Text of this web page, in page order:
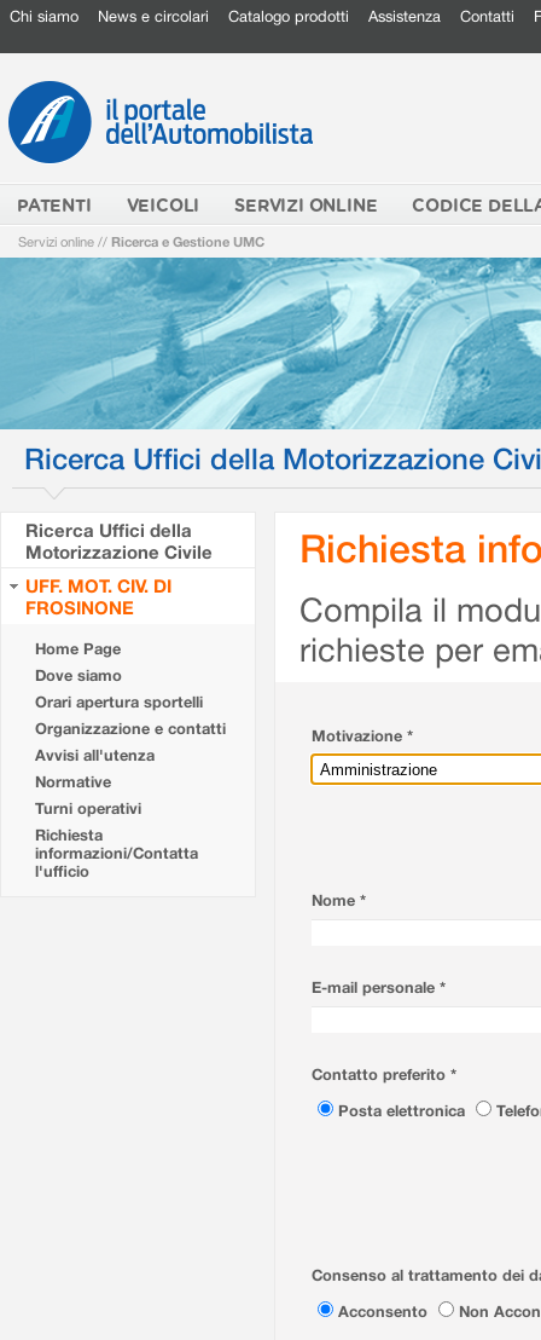
Chi siamo News e circolari Catalogo prodotti Assistenza Contatti
PATENTI VEICOLI SERVIZI ONLINE CODICE
Servizi online // Ricerca e Gestione UMC
Ricerca Uffici della Motorizzazione
Ricerca Uffici della
Motorizzazione Civile
UFF. MOT. CIV. DI
FROSINONE
Home Page
Dove siamo
Orari apertura sportelli
Organizzazione e contatti
Avvisi all'utenza
Normative
Turni operativi
Richiesta
informazioni/Contatta
l'ufficio
Richiesta
Compila il
richieste per
Motivazione *
Nome *
E-mail personale *
Contatto preferito *
Posta elettronica
Consenso al trattamento dei
Acconsento
Non